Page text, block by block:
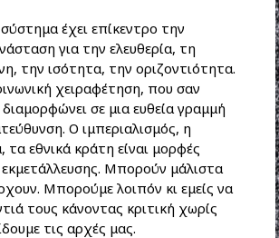
έχει επίκεντρο την
για την ελευθερία, τη
την ισότητα, την οριζοντιότητα.
χειραφέτηση, που σαν
σε μια ευθεία γραμμή
Ο ιμπεριαλισμός, η
τα εθνικά κράτη είναι μορφές
εκμετάλλευσης. Μπορούν μάλιστα
Μπορούμε λοιπόν κι εμείς να
τους κάνοντας κριτική χωρίς
τις αρχές μας.